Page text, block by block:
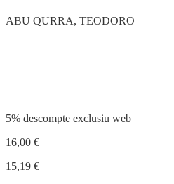
ABU QURRA, TEODORO
5% descompte exclusiu web
16,00 €
15,19 €